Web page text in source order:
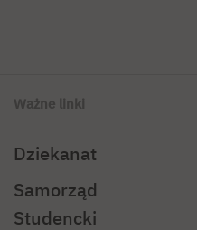
Ważne linki
Dziekanat
Samorząd
Studencki